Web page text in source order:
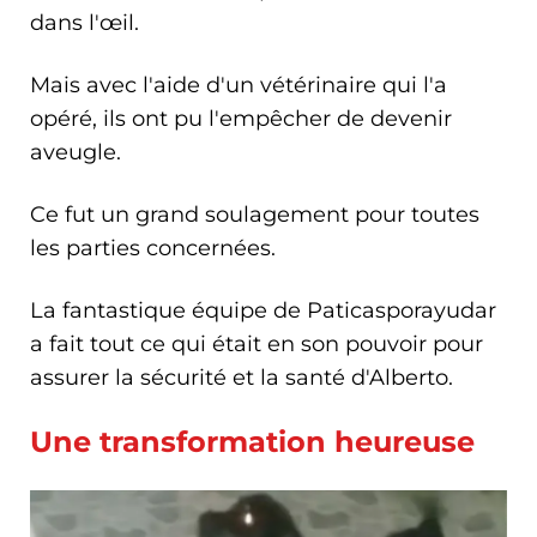
dans l'œil.
Mais avec l'aide d'un vétérinaire qui l'a
opéré, ils ont pu l'empêcher de devenir
aveugle.
Ce fut un grand soulagement pour toutes
les parties concernées.
La fantastique équipe de Paticasporayudar
a fait tout ce qui était en son pouvoir pour
assurer la sécurité et la santé d'Alberto.
Une transformation heureuse